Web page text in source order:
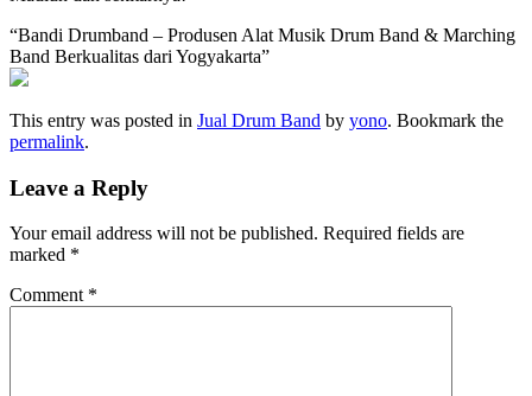
“Bandi Drumband – Produsen Alat Musik Drum Band & Marching
Band Berkualitas dari Yogyakarta”
This entry was posted in Jual Drum Band by yono. Bookmark the
permalink.
Leave a Reply
Your email address will not be published. Required fields are
marked *
Comment *